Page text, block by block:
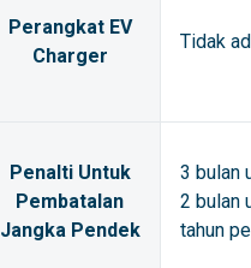
Perangkat EV
Charger
Tidak
Penalti Untuk
Pembatalan
Jangka Pendek
3 bulan
2 bulan
tahun